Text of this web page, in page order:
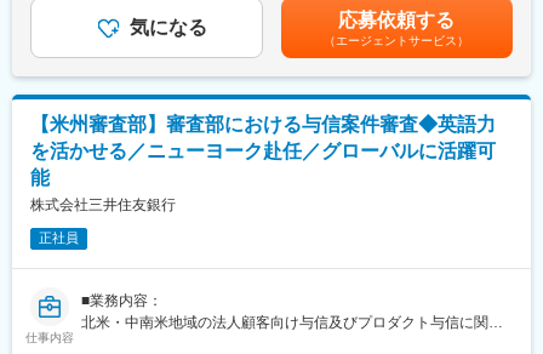
変更の範囲：当社業務全般
部署や銀行外のステークホルダーとのコミュニケーションもご担
当いただきます。その一環として、東京本社に対して米州におけ
る取り組みを報告しつつ、東京における議論の動向を情報収集し
ながら、米州における取り組みの推進に繋げていく役割も担って
いただきます。
（３）米州における与信費用の管理・報告
ただくとともに、個別の劣化事例に対する要因分析にも取り組ん
でいただきます。あわせて、各種マーケット指標をモニタリング
しつつ、ビジネス環境の変化に応じてリスク管理の高度化を提言
※米国金融市場のダイナミズムを肌で感じていただくことが出来る
職場です【変更の範囲：当行の定める業務】
あり、選考を通じて上下する可能性があります。月給(月額)は固定
手当を含めた表記です。
気になる 応募依頼する
（エージェントサービス）
【米州審査部】審査部における与信案件審査◆英語力
を活かせる／ニューヨーク赴任／グローバルに活躍可
能
株式会社三井住友銀行
正社員
仕事内容
■業務内容：
北米・中南米地域の法人顧客向け与信及びプロダクト与信に関